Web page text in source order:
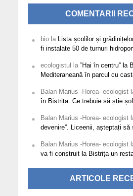
COMENTARII
biola
Lista școlilor și
fi instalate 50 de turnuri
ecologistul la ”Hai în centru” la
Mediteraneană în parcul cu
Balan Marius -Horea- ecologist
în Bistrița. Ce trebuie să știe
Balan Marius -Horea- ecologist
devenire”. Liceenii, așteptați să
Balan Marius -Horea- ecologist
va fi construit la Bistrița un
ARTICOLE